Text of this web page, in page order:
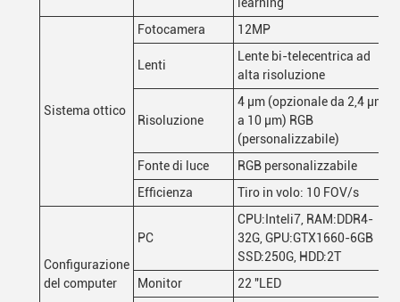
Sistema ottico
Fotocamera 12MP
Lenti
Lente bi-telecentrica ad
alta risoluzione
Risoluzione
4 μm (opzionale da 2,4 μm
a 10 μm) RGB
(personalizzabile)
Fonte di luce
RGB personalizzabile
Efficienza
Tiro in volo: 10 FOV/s
Configurazione
del computer
PC
CPU:Inteli7, RAM:DDR4-
32G, GPU:GTX1660-6GB
SSD:250G, HDD:2T
Monitor
22 "LED